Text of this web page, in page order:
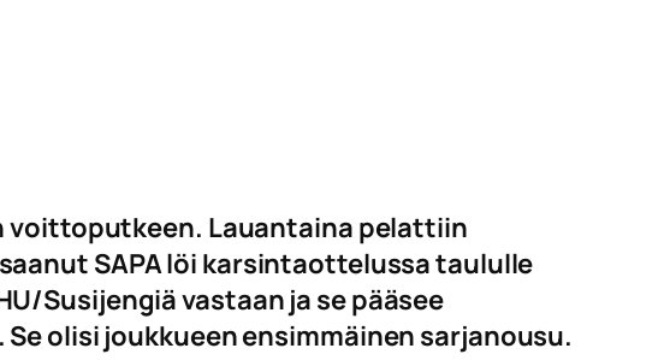
voittoputkeen. Lauantaina pelattiin
SAPA löi karsintaottelussa taululle
Susijengiä vastaan ja se pääsee
olisi joukkueen ensimmäinen sarjanousu.